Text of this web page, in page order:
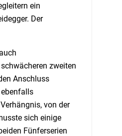
ein
Der
zweiten
Anschluss
von der
sich einige
Fünferserien